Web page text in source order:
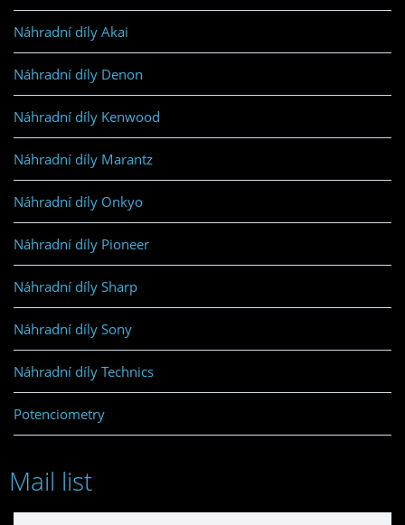
Náhradní díly Akai
Náhradní díly Denon
Náhradní díly Kenwood
Náhradní díly Marantz
Náhradní díly Onkyo
Náhradní díly Pioneer
Náhradní díly Sharp
Náhradní díly Sony
Náhradní díly Technics
Potenciometry
Mail list